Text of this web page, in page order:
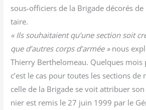
sous-offi­ciers de la Bri­gade déco­rés
taire.
« Ils sou­hai­taient qu’une sec­tion soit
que d’autres corps d’armée »nous
Thier­ry Ber­the­lo­meau. Quelques mois
c’est le cas pour toutes les sec­tions
celle de la Bri­gade se voit attri­buer
nier est remis le 27 juin 1999 par le